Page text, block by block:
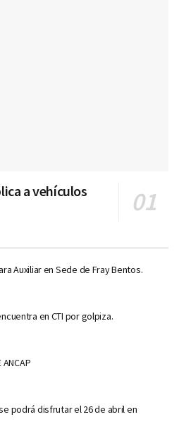
a vehículos
Auxiliar en Sede de Fray Bentos.
en CTI por golpiza.
ANCAP
podrá disfrutar el 26 de abril en